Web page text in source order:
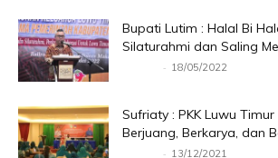
Bupati Lutim : Halal Bi
Silaturahmi dan Saling
- 18/05/2022
Sufriaty : PKK Luwu
Berjuang, Berkarya, dan
- 13/12/2021